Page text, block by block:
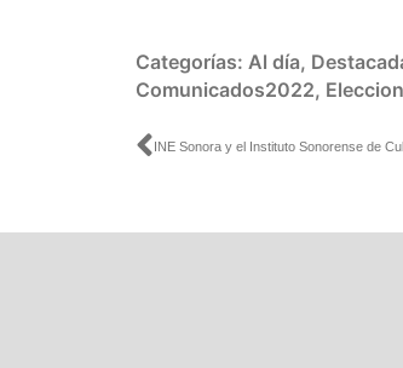
Categorías: Al día,
Comunicados2022,
Ant